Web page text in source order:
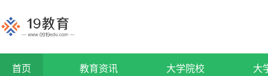
首页 教育资讯 大学院校 大